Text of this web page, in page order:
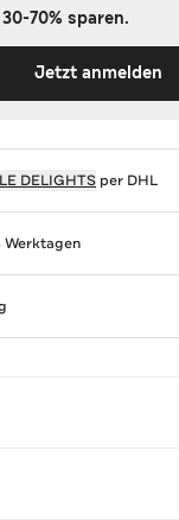
70% sparen.
Jetzt anmelden
DELIGHTS per DHL
Werktagen